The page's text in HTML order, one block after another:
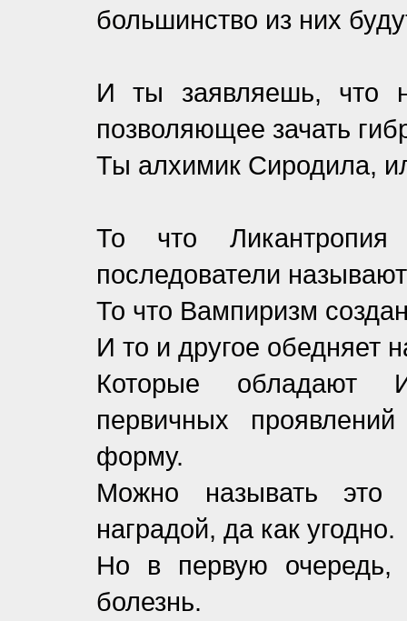
большинство из них
И ты заявляешь, что
позволяющее зачать
Ты алхимик Сиродила,
То что
последователи
То что Вампиризм
И то и другое обедняет
Которые обладают
первичных
форму.
Можно называть это
наградой, да как угодно.
Но в первую очередь,
болезнь.